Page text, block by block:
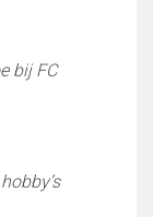
bij FC